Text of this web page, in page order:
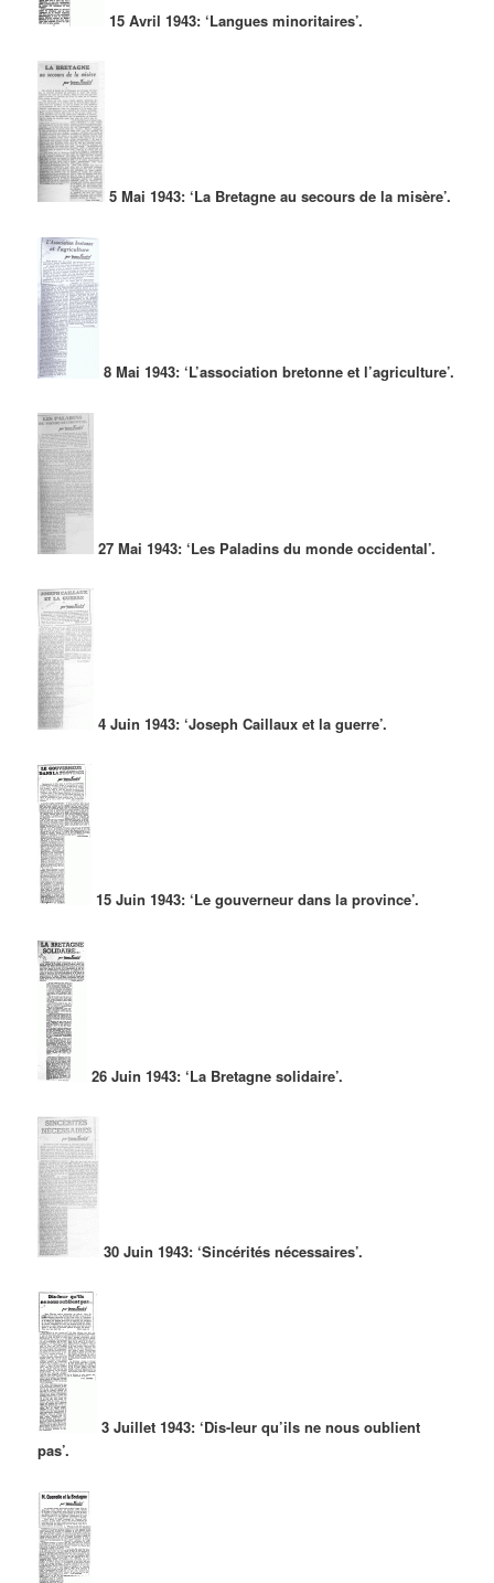
15 Avril 1943: ‘Langues minoritaires’.
5 Mai 1943: ‘La Bretagne au secours de la misère’.
8 Mai 1943: ‘L’association bretonne et l’agriculture’.
27 Mai 1943: ‘Les Paladins du monde occidental’.
4 Juin 1943: ‘Joseph Caillaux et la guerre’.
15 Juin 1943: ‘Le gouverneur dans la province’.
26 Juin 1943: ‘La Bretagne solidaire’.
30 Juin 1943: ‘Sincérités nécessaires’.
3 Juillet 1943: ‘Dis-leur qu’ils ne nous oublient
pas’.